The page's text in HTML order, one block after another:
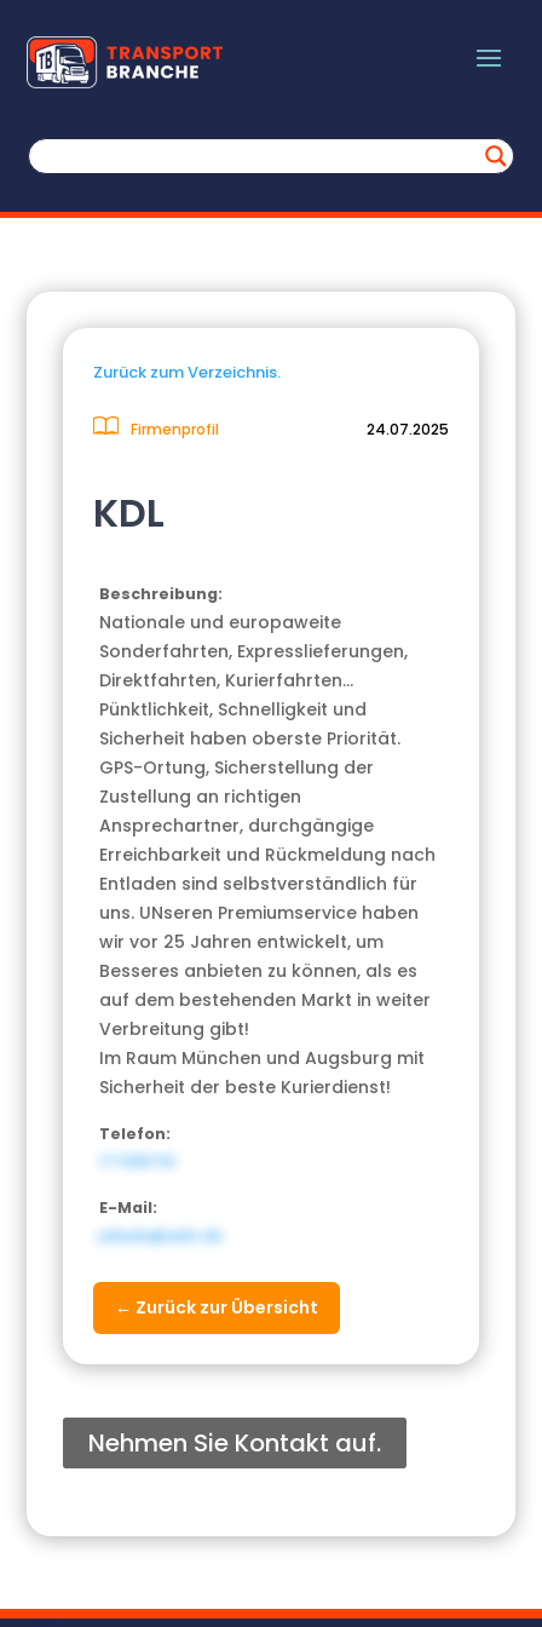
Zurück zum Verzeichnis.
Firmenprofil 24.07.2025
KDL
Beschreibung:
Nationale und europaweite
Sonderfahrten, Expresslieferungen,
Direktfahrten, Kurierfahrten...
Pünktlichkeit, Schnelligkeit und
Sicherheit haben oberste Priorität.
GPS-Ortung, Sicherstellung der
Zustellung an richtigen
Ansprechartner, durchgängige
Erreichbarkeit und Rückmeldung nach
Entladen sind selbstverständlich für
uns. UNseren Premiumservice haben
wir vor 25 Jahren entwickelt, um
Besseres anbieten zu können, als es
auf dem bestehenden Markt in weiter
Verbreitung gibt!
Im Raum München und Augsburg mit
Sicherheit der beste Kurierdienst!
Telefon:
1773181791
E-Mail:
jullueb@web.de
← Zurück zur Übersicht
Nehmen Sie Kontakt auf.